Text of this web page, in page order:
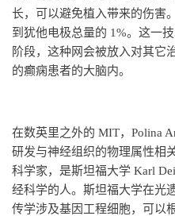
长，可以避免植入带来的伤害
到犹他电极总量的 1%。这一
阶段，这种网会被放入对其它
的癫痫患者的大脑内。
在数英里之外的 MIT，Polina
研发与神经组织的物理属性相
科学家，是斯坦福大学 Karl
经科学的人。斯坦福大学在光
传学涉及基因工程细胞，可以